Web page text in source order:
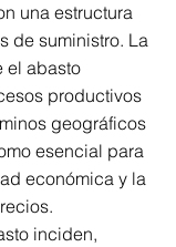
una estructura
de suministro. La
el abasto
productivos
geográficos
esencial para
económica y la
inciden,